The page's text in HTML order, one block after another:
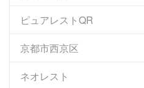
ピュアレストQR
京都市西京区
ネオレスト